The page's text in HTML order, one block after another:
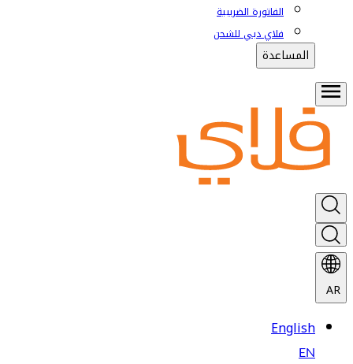
الفاتورة الضريبية
فلاي دبي للشحن
المساعدة
AR
English
EN